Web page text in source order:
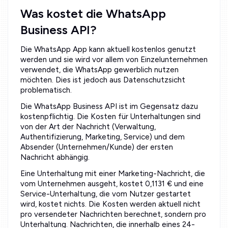
Was kostet die WhatsApp
Business API?
Die WhatsApp App kann aktuell kostenlos genutzt
werden und sie wird vor allem von Einzelunternehmen
verwendet, die WhatsApp gewerblich nutzen
möchten. Dies ist jedoch aus Datenschutzsicht
problematisch.
Die WhatsApp Business API ist im Gegensatz dazu
kostenpflichtig. Die Kosten für Unterhaltungen sind
von der Art der Nachricht (Verwaltung,
Authentifizierung, Marketing, Service) und dem
Absender (Unternehmen/Kunde) der ersten
Nachricht abhängig.
Eine Unterhaltung mit einer Marketing-Nachricht, die
vom Unternehmen ausgeht, kostet 0,1131 € und eine
Service-Unterhaltung, die vom Nutzer gestartet
wird, kostet nichts. Die Kosten werden aktuell nicht
pro versendeter Nachrichten berechnet, sondern pro
Unterhaltung. Nachrichten, die innerhalb eines 24-